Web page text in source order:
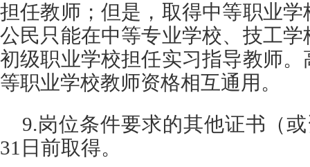
担任教师；但是，取得中等职业
公民只能在中等专业学校、技工
初级职业学校担任实习指导教师
等职业学校教师资格相互通用。
9.岗位条件要求的其他证书（
31日前取得。